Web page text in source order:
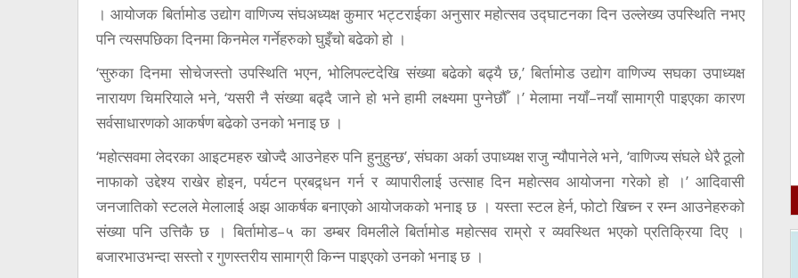
। आयोजक बिर्तामोड उद्योग वाणिज्य संघअध्यक्ष कुमार भट्टराईका अनुसार महोत्सव उद्घाटनका दिन उल्लेख्य उपस्थिति नभए
पनि त्यसपछिका दिनमा किनमेल गर्नेहरुको घुइँचो बढेको हो ।
‘सुरुका दिनमा सोचेजस्तो उपस्थिति भएन, भोलिपल्टदेखि संख्या बढेको बढ्यै छ,’ बिर्तामोड उद्योग वाणिज्य सघका उपाध्यक्ष
नारायण चिमरियाले भने, ‘यसरी नै संख्या बढ्दै जाने हो भने हामी लक्ष्यमा पुग्नेछौँ ।’ मेलामा नयाँ–नयाँ सामाग्री पाइएका कारण
सर्वसाधारणको आकर्षण बढेको उनको भनाइ छ ।
‘महोत्सवमा लेदरका आइटमहरु खोज्दै आउनेहरु पनि हुनुहुन्छ’, संघका अर्का उपाध्यक्ष राजु न्यौपानेले भने, ‘वाणिज्य संघले धेरै ठूलो
नाफाको उद्देश्य राखेर होइन, पर्यटन प्रबद्र्धन गर्न र व्यापारीलाई उत्साह दिन महोत्सव आयोजना गरेको हो ।’ आदिवासी
जनजातिको स्टलले मेलालाई अझ आकर्षक बनाएको आयोजकको भनाइ छ । यस्ता स्टल हेर्न, फोटो खिच्न र रम्न आउनेहरुको
संख्या पनि उत्तिकै छ । बिर्तामोड–५ का डम्बर विमलीले बिर्तामोड महोत्सव राम्रो र व्यवस्थित भएको प्रतिक्रिया दिए ।
बजारभाउभन्दा सस्तो र गुणस्तरीय सामाग्री किन्न पाइएको उनको भनाइ छ ।